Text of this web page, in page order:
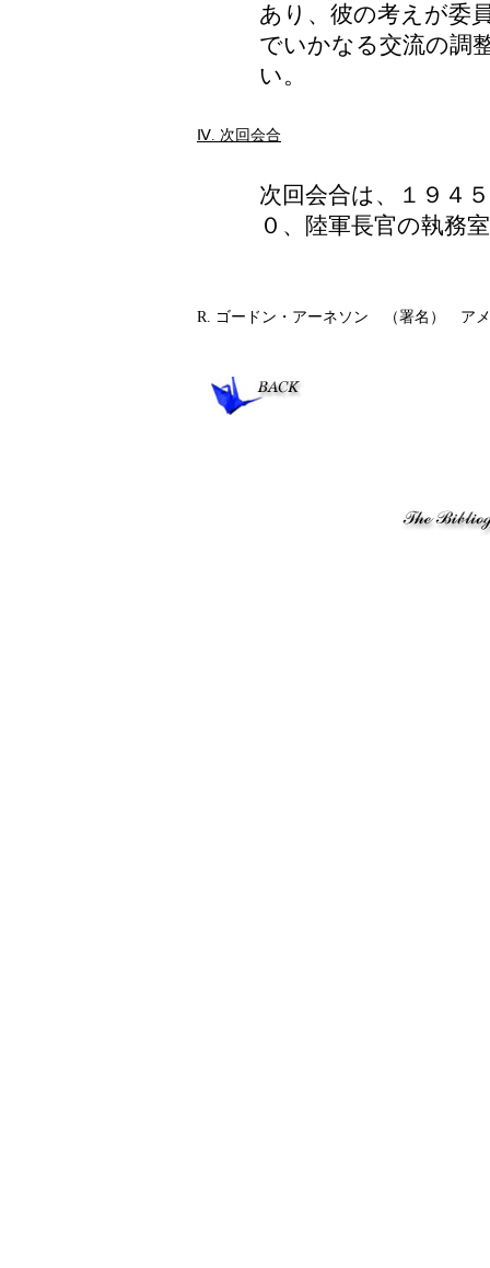
あり、彼の考えが委
でいかなる交流の調
い。
Ⅳ. 次回会合
次回会合は、１９４
０、陸軍長官の執務
R. ゴードン・アーネソン （署名） ア